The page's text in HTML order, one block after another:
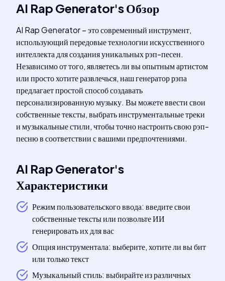
AI Rap Generator'sОбзор
AI Rap Generator – это современный инструмент,
использующий передовые технологии искусственного
интеллекта для создания уникальных рэп-песен.
Независимо от того, являетесь ли вы опытным артистом
или просто хотите развлечься, наш генератор рэпа
предлагает простой способ создавать
персонализированную музыку. Вы можете ввести свои
собственные тексты, выбрать инструментальные треки
и музыкальные стили, чтобы точно настроить свою рэп-
песню в соответствии с вашими предпочтениями.
AI Rap Generator's
Характеристики
Режим пользовательского ввода: введите свои
собственные тексты или позвольте ИИ
генерировать их для вас
Опция инструментала: выберите, хотите ли вы бит
или только текст
Музыкальный стиль: выбирайте из различных